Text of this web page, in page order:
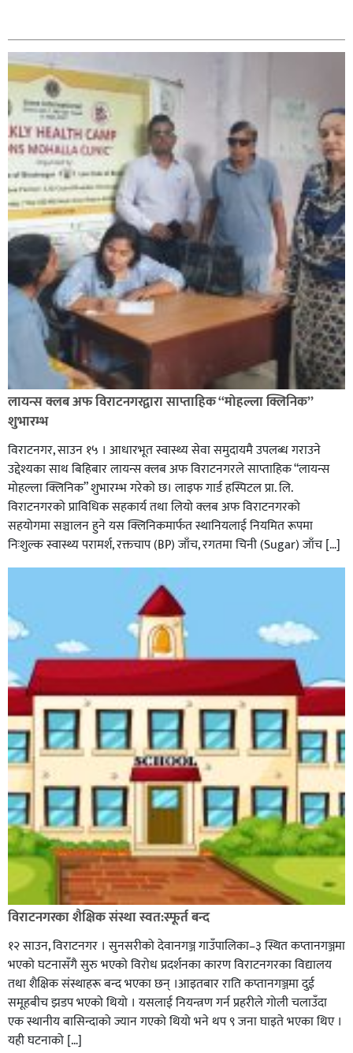
लायन्स क्लब अफ विराटनगरद्वारा साप्ताहिक “मोहल्ला क्लिनिक”
शुभारम्भ
विराटनगर, साउन १५ । आधारभूत स्वास्थ्य सेवा समुदायमै उपलब्ध गराउने
उद्देश्यका साथ बिहिबार लायन्स क्लब अफ विराटनगरले साप्ताहिक “लायन्स
मोहल्ला क्लिनिक” शुभारम्भ गरेकाे छ। लाइफ गार्ड हस्पिटल प्रा. लि.
विराटनगरको प्राविधिक सहकार्य तथा लियो क्लब अफ विराटनगरको
सहयोगमा सञ्चालन हुने यस क्लिनिकमार्फत स्थानियलाई नियमित रूपमा
निःशुल्क स्वास्थ्य परामर्श, रक्तचाप (BP) जाँच, रगतमा चिनी (Sugar) जाँच […]
विराटनगरका शैक्षिक संस्था स्वत:स्फूर्त बन्द
१२ साउन, विराटनगर । सुनसरीको देवानगञ्ज गाउँपालिका–३ स्थित कप्तानगञ्जमा
भएको घटनासँगै सुरु भएको विरोध प्रदर्शनका कारण विराटनगरका विद्यालय
तथा शैक्षिक संस्थाहरू बन्द भएका छन् ।आइतबार राति कप्तानगञ्जमा दुई
समूहबीच झडप भएको थियो । यसलाई नियन्त्रण गर्न प्रहरीले गोली चलाउँदा
एक स्थानीय बासिन्दाको ज्यान गएको थियो भने थप ९ जना घाइते भएका थिए ।
यही घटनाको […]